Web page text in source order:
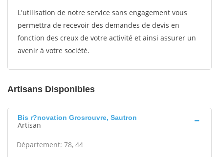
L'utilisation de notre service sans engagement vous
permettra de recevoir des demandes de devis en
fonction des creux de votre activité et ainsi assurer un
avenir à votre société.
Artisans Disponibles
Bis r?novation Grosrouvre, Sautron
Artisan
Département: 78, 44